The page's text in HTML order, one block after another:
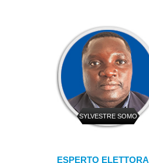
SYLVESTRE SOMO
ESPERTO